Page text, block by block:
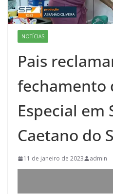
NOTÍCIAS
Pais
fechamento
Especial em
Caetano do
11 de janeiro de 2023 admin